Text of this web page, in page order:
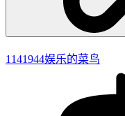
1141944娱乐的菜鸟